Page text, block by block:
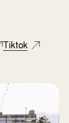
Tiktok